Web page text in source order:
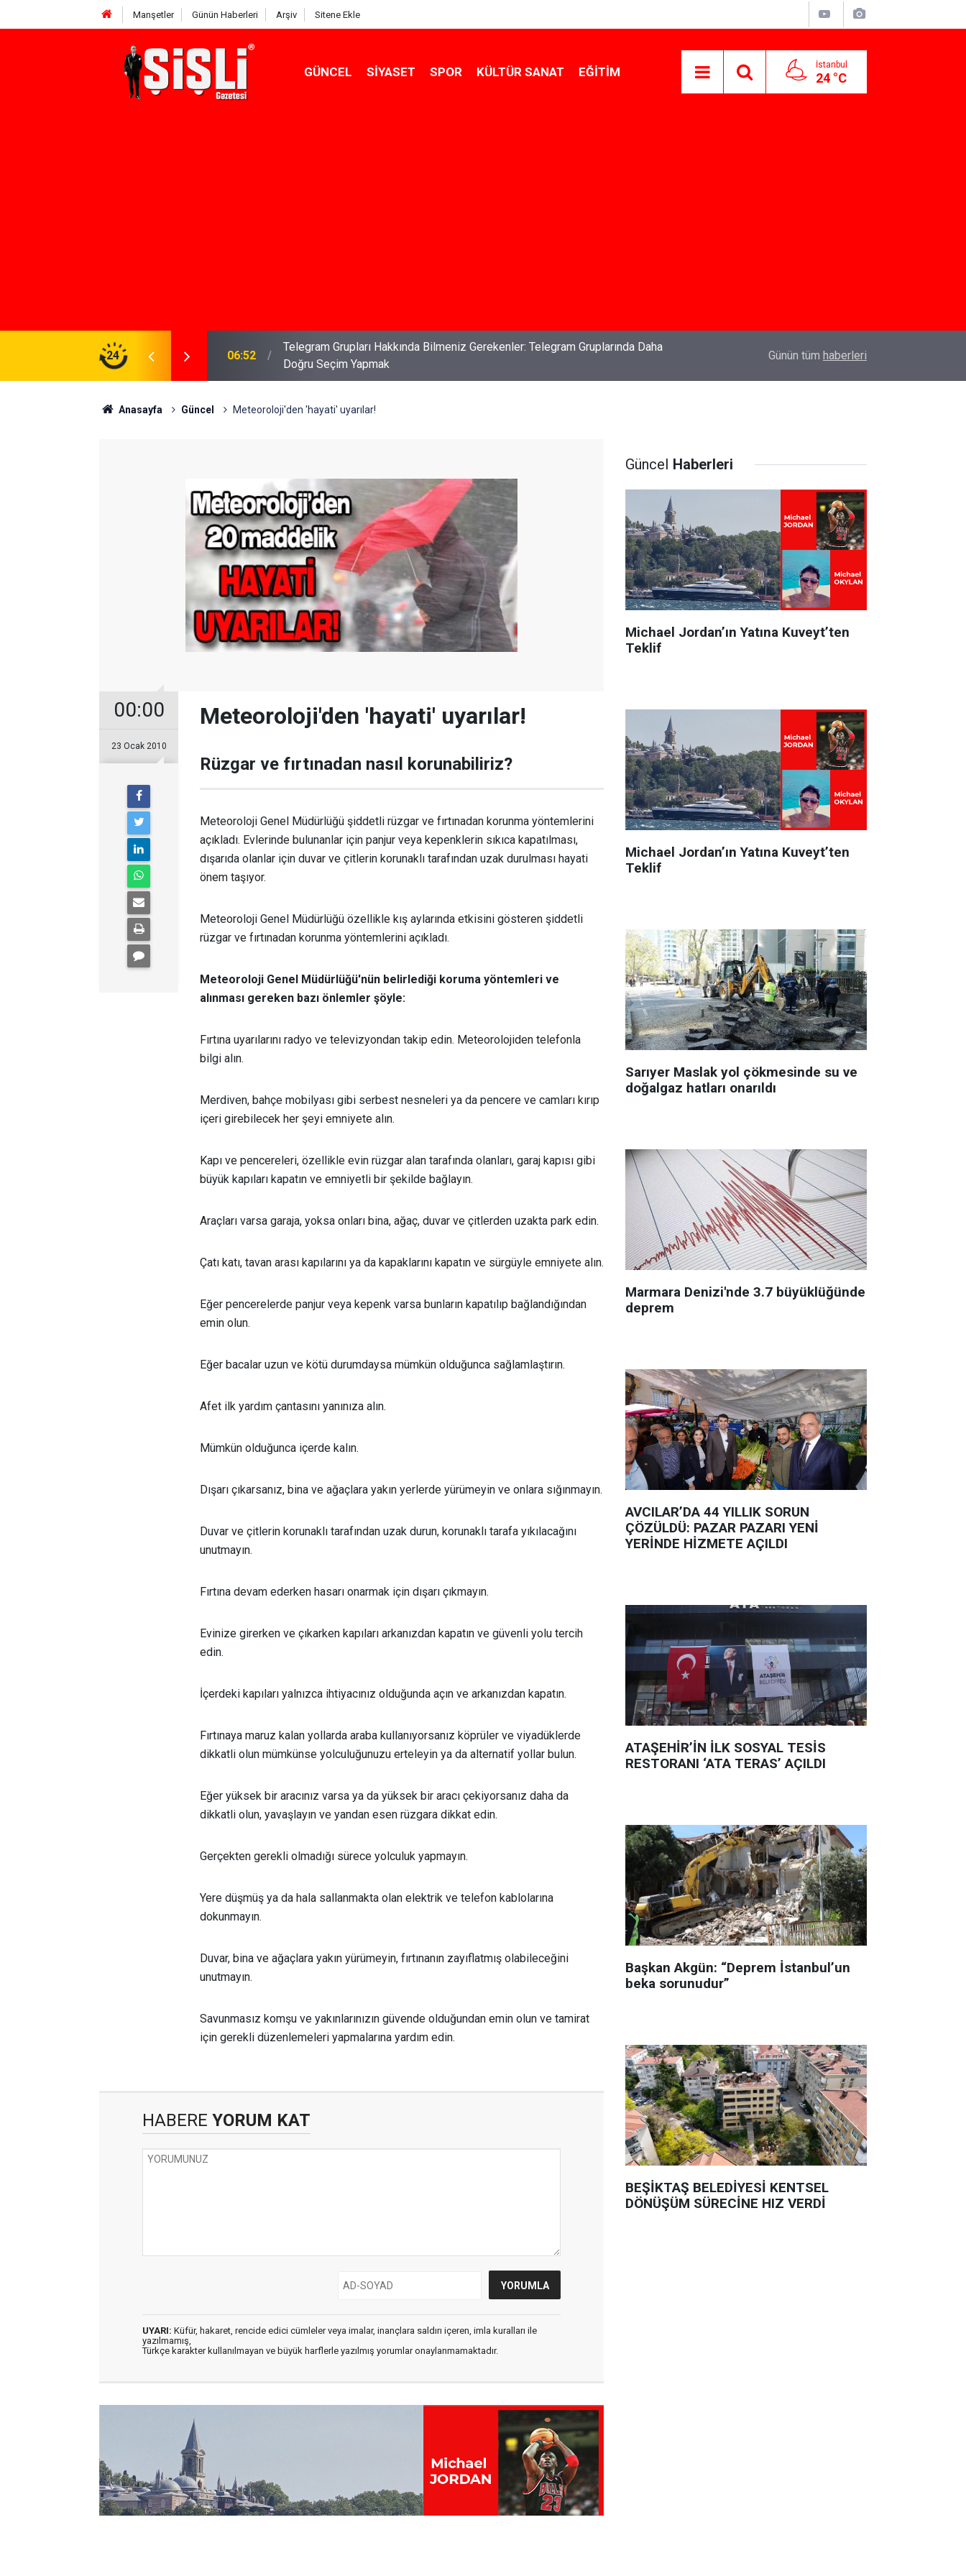
Manşetler Günün Haberleri Arşiv Sitene Ekle
GÜNCEL SIYASET SPOR KÜLTÜR SANAT EĞITIM İstanbul
24 °C
24
Gerekenler: Telegram Gruplarında Daha
04:43 İş Davaları: Haklarınızı Bilmek ve Koruma Altına Almak Özlem Drahyalı Kimdir, Nereli ve Kaç
Günün tüm haberleri
Anasayfa Güncel Meteoroloji'den 'hayati' uyarılar!
00:00
23 Ocak 2010
Meteoroloji'den 'hayati' uyarılar!
Rüzgar ve fırtınadan nasıl korunabiliriz?
Meteoroloji Genel Müdürlüğü şiddetli rüzgar ve fırtınadan korunma yöntemlerini
açıkladı. Evlerinde bulunanlar için panjur veya kepenklerin sıkıca kapatılması,
dışarıda olanlar için duvar ve çitlerin korunaklı tarafından uzak durulması hayati
önem taşıyor.
Meteoroloji Genel Müdürlüğü özellikle kış aylarında etkisini gösteren şiddetli
rüzgar ve fırtınadan korunma yöntemlerini açıkladı.
Meteoroloji Genel Müdürlüğü'nün belirlediği koruma yöntemleri ve
alınması gereken bazı önlemler şöyle:
Fırtına uyarılarını radyo ve televizyondan takip edin. Meteorolojiden telefonla
bilgi alın.
Merdiven, bahçe mobilyası gibi serbest nesneleri ya da pencere ve camları kırıp
içeri girebilecek her şeyi emniyete alın.
Kapı ve pencereleri, özellikle evin rüzgar alan tarafında olanları, garaj kapısı gibi
büyük kapıları kapatın ve emniyetli bir şekilde bağlayın.
Araçları varsa garaja, yoksa onları bina, ağaç, duvar ve çitlerden uzakta park edin.
Çatı katı, tavan arası kapılarını ya da kapaklarını kapatın ve sürgüyle emniyete alın.
Eğer pencerelerde panjur veya kepenk varsa bunların kapatılıp bağlandığından
emin olun.
Eğer bacalar uzun ve kötü durumdaysa mümkün olduğunca sağlamlaştırın.
Afet ilk yardım çantasını yanınıza alın.
Mümkün olduğunca içerde kalın.
Dışarı çıkarsanız, bina ve ağaçlara yakın yerlerde yürümeyin ve onlara sığınmayın.
Duvar ve çitlerin korunaklı tarafından uzak durun, korunaklı tarafa yıkılacağını
unutmayın.
Fırtına devam ederken hasarı onarmak için dışarı çıkmayın.
Evinize girerken ve çıkarken kapıları arkanızdan kapatın ve güvenli yolu tercih
edin.
İçerdeki kapıları yalnızca ihtiyacınız olduğunda açın ve arkanızdan kapatın.
Fırtınaya maruz kalan yollarda araba kullanıyorsanız köprüler ve viyadüklerde
dikkatli olun mümkünse yolculuğunuzu erteleyin ya da alternatif yollar bulun.
Eğer yüksek bir aracınız varsa ya da yüksek bir aracı çekiyorsanız daha da
dikkatli olun, yavaşlayın ve yandan esen rüzgara dikkat edin.
Gerçekten gerekli olmadığı sürece yolculuk yapmayın.
Yere düşmüş ya da hala sallanmakta olan elektrik ve telefon kablolarına
dokunmayın.
Duvar, bina ve ağaçlara yakın yürümeyin, fırtınanın zayıflatmış olabileceğini
unutmayın.
Savunmasız komşu ve yakınlarınızın güvende olduğundan emin olun ve tamirat
için gerekli düzenlemeleri yapmalarına yardım edin.
HABERE YORUM KAT
UYARI: Küfür, hakaret, rencide edici cümleler veya imalar, inançlara saldırı içeren, imla kuralları ile
yazılmamış,
Türkçe karakter kullanılmayan ve büyük harflerle yazılmış yorumlar onaylanmamaktadır.
Güncel Haberleri
Michael Jordan’ın Yatına Kuveyt’ten
Teklif
Michael Jordan’ın Yatına Kuveyt’ten
Teklif
Sarıyer Maslak yol çökmesinde su ve
doğalgaz hatları onarıldı
Marmara Denizi'nde 3.7 büyüklüğünde
deprem
AVCILAR’DA 44 YILLIK SORUN
ÇÖZÜLDÜ: PAZAR PAZARI YENİ
YERİNDE HİZMETE AÇILDI
ATAŞEHİR’İN İLK SOSYAL TESİS
RESTORANI ‘ATA TERAS’ AÇILDI
Başkan Akgün: “Deprem İstanbul’un
beka sorunudur”
BEŞİKTAŞ BELEDİYESİ KENTSEL
DÖNÜŞÜM SÜRECİNE HIZ VERDİ